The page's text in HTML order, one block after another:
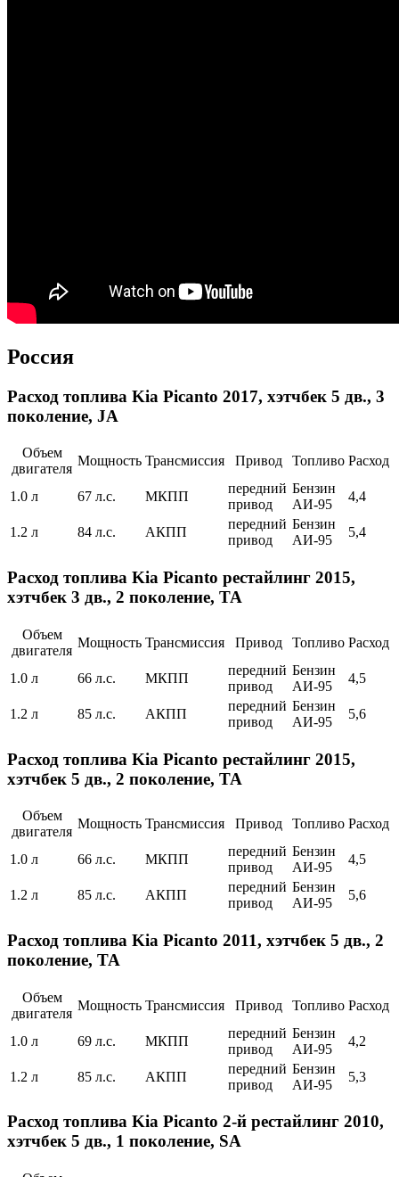
Россия
Расход топлива Kia Picanto 2017, хэтчбек 5 дв., 3
поколение, JA
Объем
двигателя
Мощность Трансмиссия Привод Топливо Расход
1.0 л 67 л.с. МКПП
передний
привод
Бензин
АИ-95
4,4
1.2 л 84 л.с. АКПП
передний
привод
Бензин
АИ-95
5,4
Расход топлива Kia Picanto рестайлинг 2015,
хэтчбек 3 дв., 2 поколение, TA
Объем
двигателя
Мощность Трансмиссия Привод Топливо Расход
1.0 л 66 л.с. МКПП
передний
привод
Бензин
АИ-95
4,5
1.2 л 85 л.с. АКПП
передний
привод
Бензин
АИ-95
5,6
Расход топлива Kia Picanto рестайлинг 2015,
хэтчбек 5 дв., 2 поколение, TA
Объем
двигателя
Мощность Трансмиссия Привод Топливо Расход
1.0 л 66 л.с. МКПП
передний
привод
Бензин
АИ-95
4,5
1.2 л 85 л.с. АКПП
передний
привод
Бензин
АИ-95
5,6
Расход топлива Kia Picanto 2011, хэтчбек 5 дв., 2
поколение, TA
Объем
двигателя
Мощность Трансмиссия Привод Топливо Расход
1.0 л 69 л.с. МКПП
передний
привод
Бензин
АИ-95
4,2
1.2 л 85 л.с. АКПП
передний
привод
Бензин
АИ-95
5,3
Расход топлива Kia Picanto 2-й рестайлинг 2010,
хэтчбек 5 дв., 1 поколение, SA